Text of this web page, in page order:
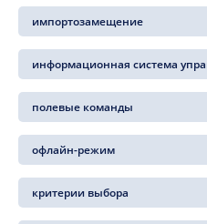
импортозамещение
информационная система
полевые команды
офлайн-режим
критерии выбора